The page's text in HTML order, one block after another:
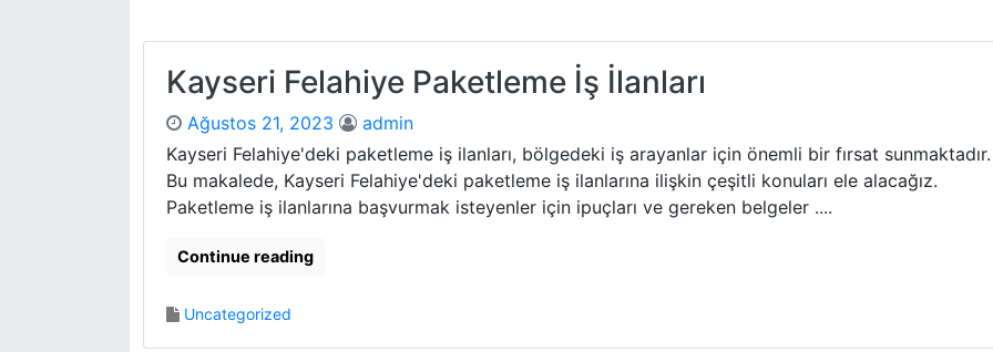
Kayseri Felahiye Paketleme İş İlanları
Ağustos 21, 2023
admin
Kayseri Felahiye'deki paketleme iş ilanları, bölgedeki iş arayanlar için önemli bir fırsat sunmaktadır.
Bu makalede, Kayseri Felahiye'deki paketleme iş ilanlarına ilişkin çeşitli konuları ele alacağız.
Paketleme iş ilanlarına başvurmak isteyenler için ipuçları ve gereken belgeler ....
Continue reading
Uncategorized